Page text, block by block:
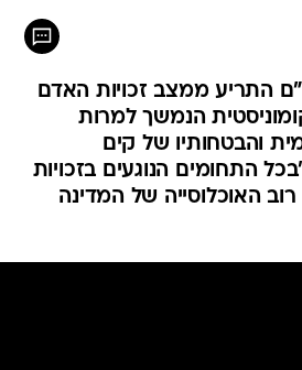
התריע ממצב זכויות האדם
הנמשך למרות
והבטחותיו של קים
התחומים הנוגעים בזכויות
האוכלוסייה של המדינה